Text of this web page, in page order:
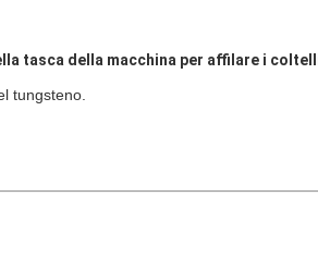
tasca della macchina per affilare i
tungsteno.